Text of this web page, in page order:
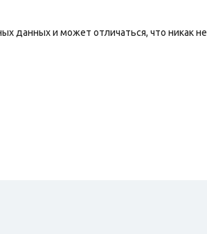
данных и может отличаться, что никак не